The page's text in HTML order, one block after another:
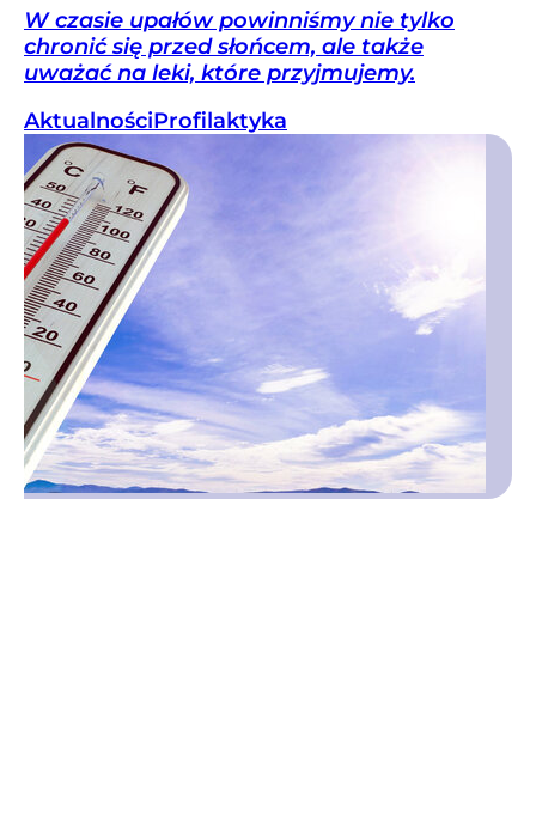
W czasie upałów powinniśmy nie tylko
chronić się przed słońcem, ale także
uważać na leki, które przyjmujemy.
AktualnościProfilaktyka